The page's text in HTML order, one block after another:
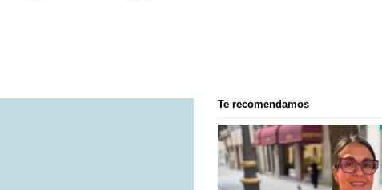
Te recomendamos